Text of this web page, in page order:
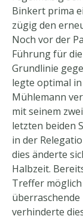
Binkert prima
zügig den
Noch vor der
Führung für
Grundlinie
legte optimal
Mühlemann
mit seinem
letzten beiden
in der
dies änderte
Halbzeit.
Treffer
überraschende
verhinderte